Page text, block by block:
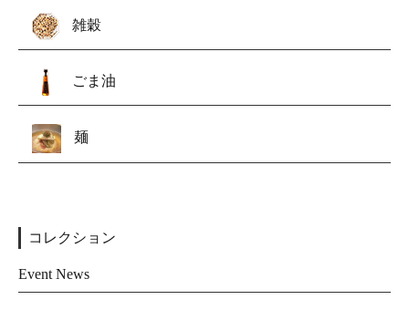
雑穀
ごま油
麺
コレクション
Event News